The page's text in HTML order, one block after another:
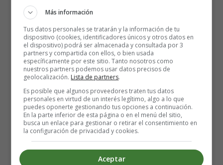
Estrellas
El juego contiene un total decinco estrellasque
podremos conseguir de la siguiente forma:
Más información
Tus datos personales se tratarán y la información de tu
dispositivo (cookies, identificadores únicos y otros datos en
el dispositivo) podrá ser almacenada y consultada por 3
partners y compartida con ellos, o bien usada
específicamente por este sitio. Tanto nosotros como
nuestros partners podemos usar datos precisos de
geolocalización. Lista de partners.
Es posible que algunos proveedores traten tus datos
personales en virtud de un interés legítimo, algo a lo que
puedes oponerte gestionando tus opciones a continuación.
En la parte inferior de esta página o en el menú del sitio,
busca un enlace para gestionar o retirar el consentimiento en
la configuración de privacidad y cookies.
Aceptar